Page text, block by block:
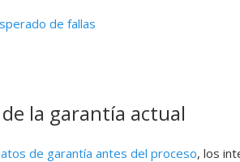
de fallas
la garantía actual
de garantía antes del proceso, los